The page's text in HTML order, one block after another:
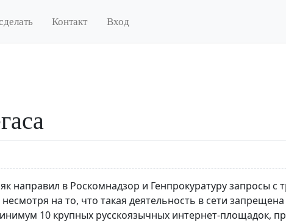
Контакт Вход
направил в Роскомнадзор и Генпрокуратуру запросы с
на то, что такая деятельность в сети
10 крупных русскоязычных интернет-площадок,